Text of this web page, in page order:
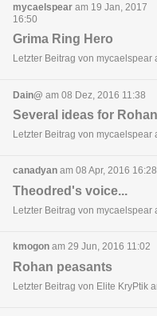
mycaelspear am 19 Jan, 2017
16:50
Grima Ring Hero
Letzter Beitrag von mycaelspear
Dain@ am 08 Dez, 2016 11:38
Several ideas for Rohan
Letzter Beitrag von mycaelspear
canadyan am 08 Apr, 2016 16:28
Theodred's voice...
Letzter Beitrag von mycaelspear
kmogon am 29 Jun, 2016 11:02
Rohan peasants
Letzter Beitrag von Elite KryPtik